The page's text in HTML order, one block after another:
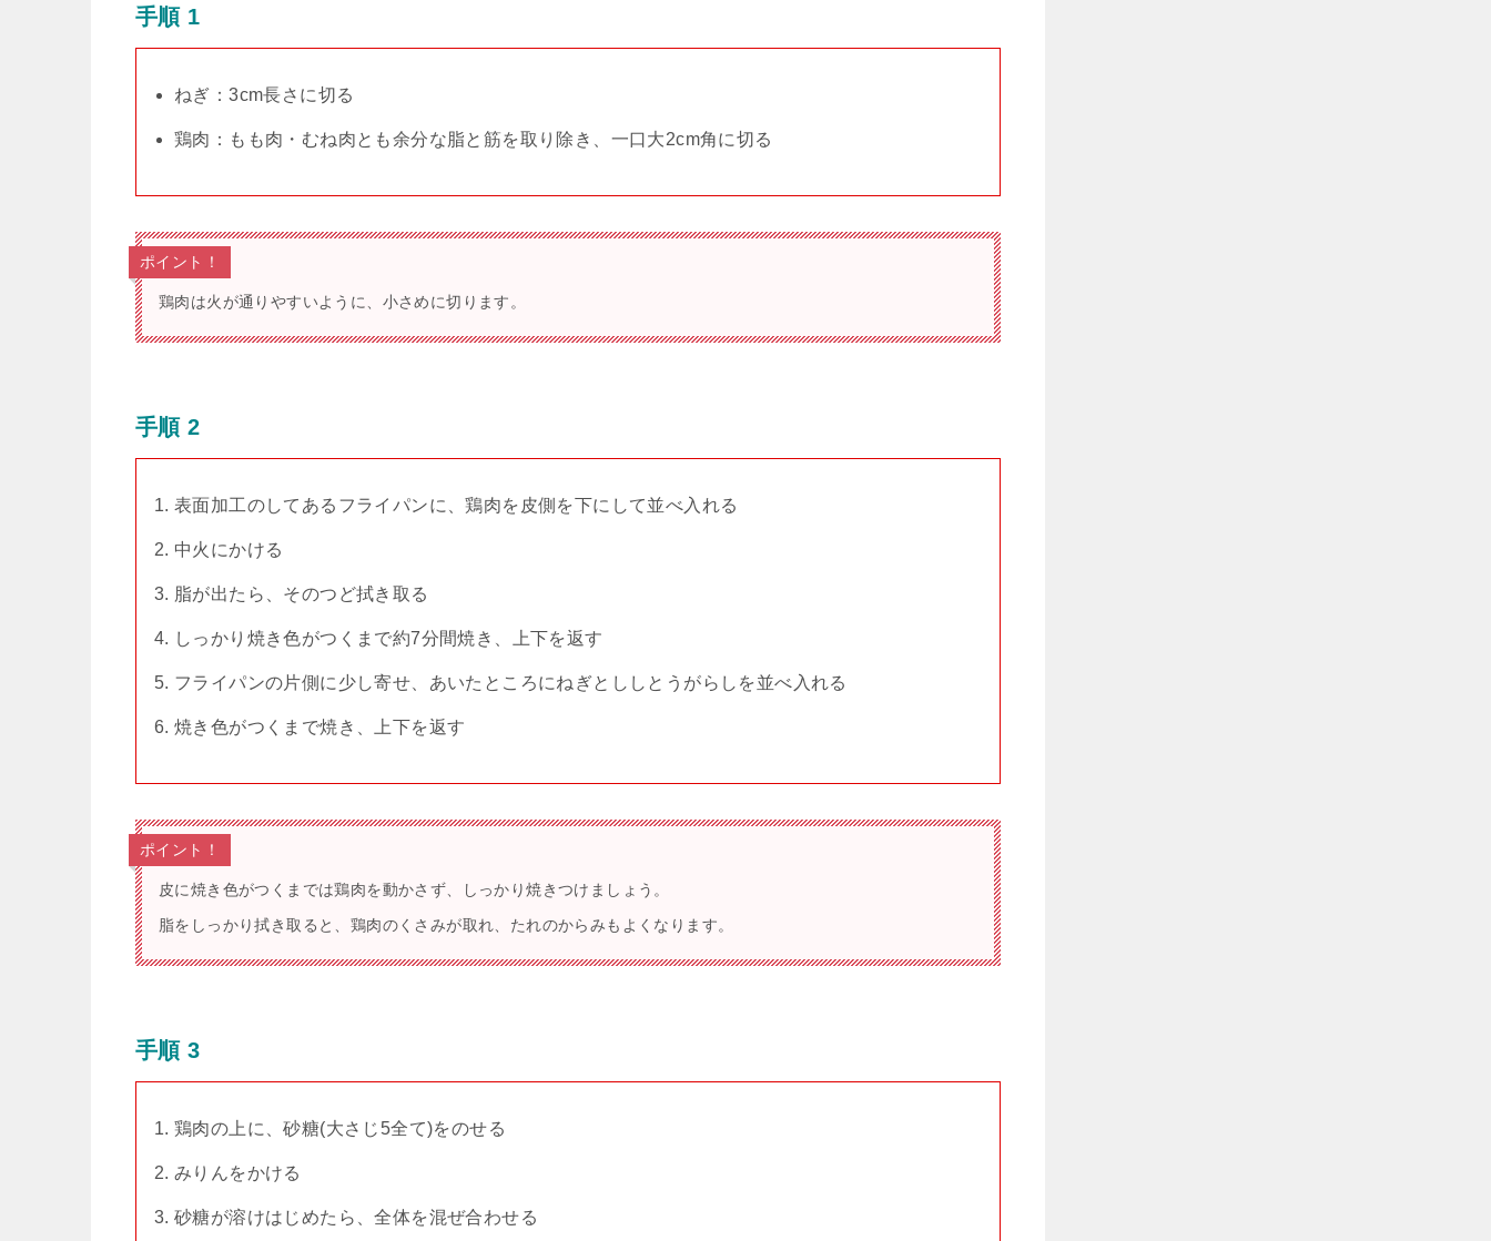
手順 1
ねぎ：3cm長さに切る
鶏肉：もも肉・むね肉とも余分な脂と筋を取り除き、一口大2cm角に切る
ポイント！
鶏肉は火が通りやすいように、小さめに切ります。
手順 2
表面加工のしてあるフライパンに、鶏肉を皮側を下にして並べ入れる
中火にかける
脂が出たら、そのつど拭き取る
しっかり焼き色がつくまで約7分間焼き、上下を返す
フライパンの片側に少し寄せ、あいたところにねぎとししとうがらしを並べ入れる
焼き色がつくまで焼き、上下を返す
ポイント！
皮に焼き色がつくまでは鶏肉を動かさず、しっかり焼きつけましょう。
脂をしっかり拭き取ると、鶏肉のくさみが取れ、たれのからみもよくなります。
手順 3
鶏肉の上に、砂糖(大さじ5全て)をのせる
みりんをかける
砂糖が溶けはじめたら、全体を混ぜ合わせる